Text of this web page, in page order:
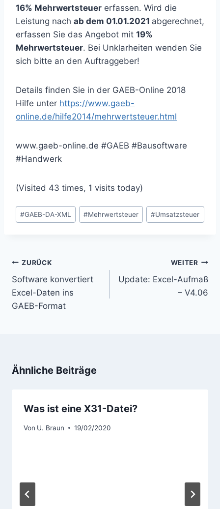
16% Mehrwertsteuer erfassen. Wird die
Leistung nach ab dem 01.01.2021 abgerechnet,
erfassen Sie das Angebot mit 19%
Mehrwertsteuer. Bei Unklarheiten wenden Sie
sich bitte an den Auftraggeber!
Details finden Sie in der GAEB-Online 2018
Hilfe unter https://www.gaeb-
online.de/hilfe2014/mehrwertsteuer.html
www.gaeb-online.de #GAEB #Bausoftware
#Handwerk
(Visited 43 times, 1 visits today)
Schlagworte:
#GAEB-DA-XML #Mehrwertsteuer #Umsatzsteuer
Beitragsnavigation
ZURÜCK
Software konvertiert
Excel-Daten ins
GAEB-Format
WEITER
Update: Excel-Aufmaß
– V4.06
Ähnliche Beiträge
Was ist eine X31-Datei?
Von U. Braun 19/02/2020